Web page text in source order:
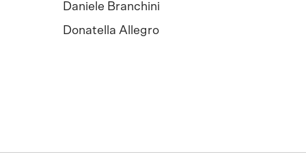
Daniele Branchini
Donatella Allegro